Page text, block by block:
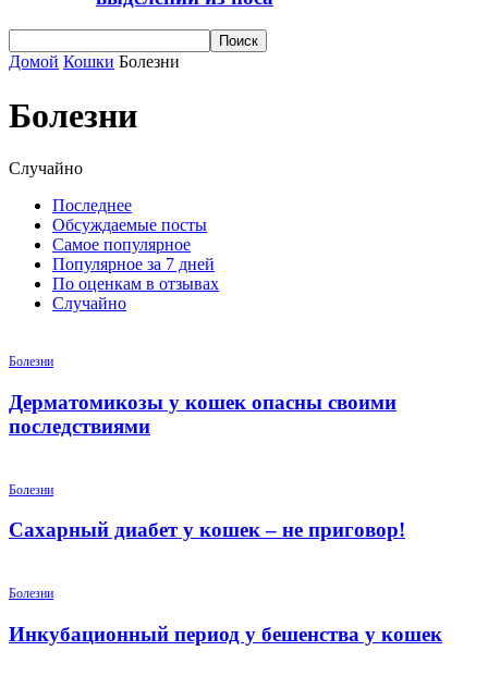
Домой Кошки Болезни
Болезни
Случайно
Последнее
Обсуждаемые посты
Самое популярное
Популярное за 7 дней
По оценкам в отзывах
Случайно
Болезни
Дерматомикозы у кошек опасны своими
последствиями
Болезни
Сахарный диабет у кошек – не приговор!
Болезни
Инкубационный период у бешенства у кошек